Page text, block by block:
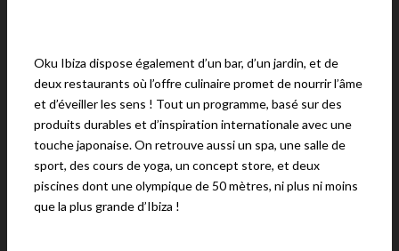
Oku Ibiza dispose également d’un bar, d’un jardin, et de
deux restaurants où l’offre culinaire promet de nourrir l’âme
et d’éveiller les sens ! Tout un programme, basé sur des
produits durables et d’inspiration internationale avec une
touche japonaise. On retrouve aussi un spa, une salle de
sport, des cours de yoga, un concept store, et deux
piscines dont une olympique de 50 mètres, ni plus ni moins
que la plus grande d’Ibiza !